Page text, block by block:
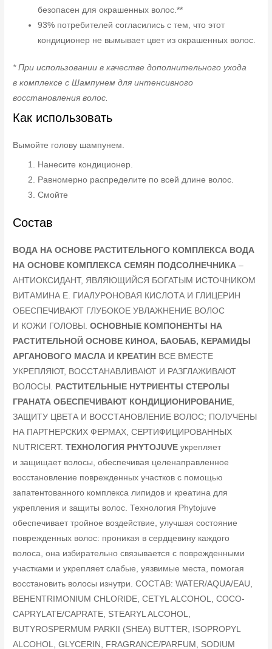
безопасен для окрашенных волос.**
93% потребителей согласились с тем, что этот
кондиционер не вымывает цвет из окрашенных волос.
* При использовании в качестве дополнительного ухода
в комплексе с Шампунем для интенсивного
восстановления волос.
Как использовать
Вымойте голову шампунем.
Нанесите кондиционер.
Равномерно распределите по всей длине волос.
Смойте
Состав
ВОДА НА ОСНОВЕ РАСТИТЕЛЬНОГО КОМПЛЕКСА ВОДА
НА ОСНОВЕ КОМПЛЕКСА СЕМЯН ПОДСОЛНЕЧНИКА –
АНТИОКСИДАНТ, ЯВЛЯЮЩИЙСЯ БОГАТЫМ ИСТОЧНИКОМ
ВИТАМИНА Е. ГИАЛУРОНОВАЯ КИСЛОТА И ГЛИЦЕРИН
ОБЕСПЕЧИВАЮТ ГЛУБОКОЕ УВЛАЖНЕНИЕ ВОЛОС
И КОЖИ ГОЛОВЫ.ОСНОВНЫЕ КОМПОНЕНТЫ НА
РАСТИТЕЛЬНОЙ ОСНОВЕ КИНОА, БАОБАБ, КЕРАМИДЫ
АРГАНОВОГО МАСЛА И КРЕАТИН ВСЕ ВМЕСТЕ
УКРЕПЛЯЮТ, ВОССТАНАВЛИВАЮТ И РАЗГЛАЖИВАЮТ
ВОЛОСЫ. РАСТИТЕЛЬНЫЕ НУТРИЕНТЫ СТЕРОЛЫ
ГРАНАТА ОБЕСПЕЧИВАЮТ КОНДИЦИОНИРОВАНИЕ,
ЗАЩИТУ ЦВЕТА И ВОССТАНОВЛЕНИЕ ВОЛОС; ПОЛУЧЕНЫ
НА ПАРТНЕРСКИХ ФЕРМАХ, СЕРТИФИЦИРОВАННЫХ
NUTRICERT.ТЕХНОЛОГИЯ PHYTOJUVE укрепляет
и защищает волосы, обеспечивая целенаправленное
восстановление поврежденных участков с помощью
запатентованного комплекса липидов и креатина для
укрепления и защиты волос. Технология Phytojuve
обеспечивает тройное воздействие, улучшая состояние
поврежденных волос: проникая в сердцевину каждого
волоса, она избирательно связывается с поврежденными
участками и укрепляет слабые, уязвимые места, помогая
восстановить волосы изнутри. СОСТАВ: WATER/AQUA/EAU,
BEHENTRIMONIUM CHLORIDE, CETYL ALCOHOL, COCO-
CAPRYLATE/CAPRATE, STEARYL ALCOHOL,
BUTYROSPERMUM PARKII (SHEA) BUTTER, ISOPROPYL
ALCOHOL, GLYCERIN, FRAGRANCE/PARFUM, SODIUM